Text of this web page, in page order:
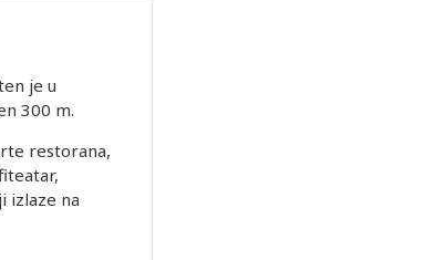
je u
300 m.
restorana,
izlaze na